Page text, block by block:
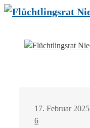
Zum
17. Februar 2025
6